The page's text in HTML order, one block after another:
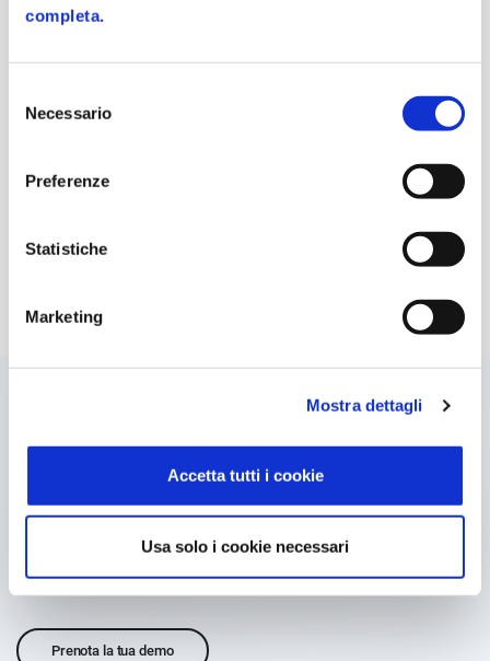
completa.
delNecessario
Preferenze
Statistiche
Marketing
Mostra dettagli
Accetta tutti i cookie
Usa solo i cookie necessari
Erogazione corsi e valutazione
Iscrizione partecipanti
Valutazione gradimento ed efficacia
Storico corsi
Tocca con mano la semplicità del
software Formazione Risorse Umane
Abbiamo pensato a te e previsto una demo per presentarti
tutte le novità sul software Formazione Risorse Umane.
Prenota la tua demo